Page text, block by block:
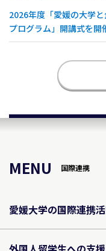
2026年度「愛媛の大学
プログラム」開講式を開
MENU 国際連携
愛媛大学の国際連携